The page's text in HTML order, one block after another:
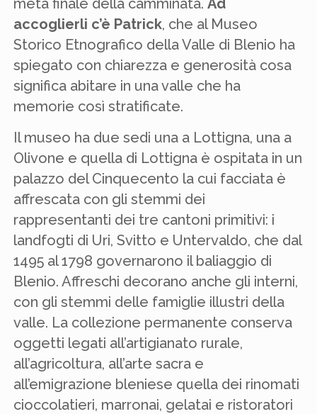
meta finale della camminata.Ad
accoglierli c’è Patrick, che al Museo
Storico Etnografico della Valle di Blenio ha
spiegato con chiarezza e generosità cosa
significa abitare in una valle che ha
memorie così stratificate.
Il museo ha due sedi una a Lottigna, una a
Olivone e quella di Lottigna è ospitata in un
palazzo del Cinquecento la cui facciata è
affrescata con gli stemmi dei
rappresentanti dei tre cantoni primitivi: i
landfogti di Uri, Svitto e Untervaldo, che dal
1495 al 1798 governarono il baliaggio di
Blenio. Affreschi decorano anche gli interni,
con gli stemmi delle famiglie illustri della
valle. La collezione permanente conserva
oggetti legati all’artigianato rurale,
all’agricoltura, all’arte sacra e
all’emigrazione bleniese quella dei rinomati
cioccolatieri, marronai, gelatai e ristoratori